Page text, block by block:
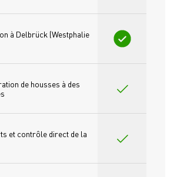
à Delbrück (Westphalie
de housses à des
et contrôle direct de la